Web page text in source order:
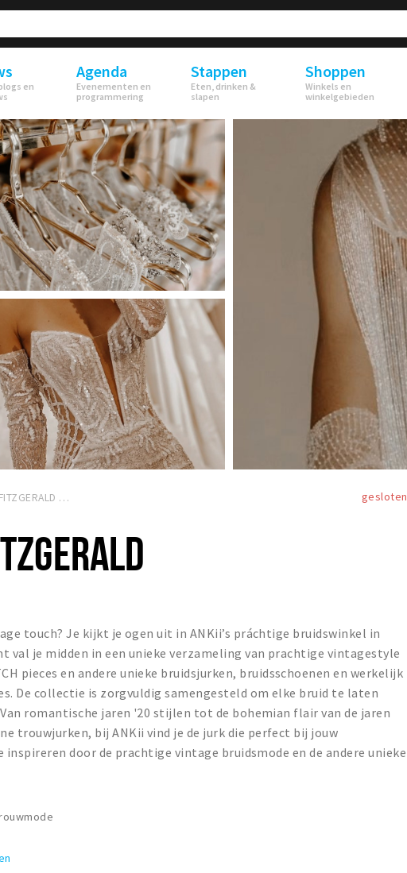
en
Agenda
Evenementen en
programmering
Stappen
Eten, drinken &
slapen
Shoppen
Winkels en
winkelgebieden
gesloten
touch? Je kijkt je ogen uit in ANKii’s práchtige bruidswinkel in
val je midden in een unieke verzameling van prachtige vintagestyle
pieces en andere unieke bruidsjurken, bruidsschoenen en werkelijk
De collectie is zorgvuldig samengesteld om elke bruid te laten
romantische jaren '20 stijlen tot de bohemian flair van de jaren
trouwjurken, bij ANKii vind je de jurk die perfect bij jouw
door de prachtige vintage bruidsmode en de andere unieke